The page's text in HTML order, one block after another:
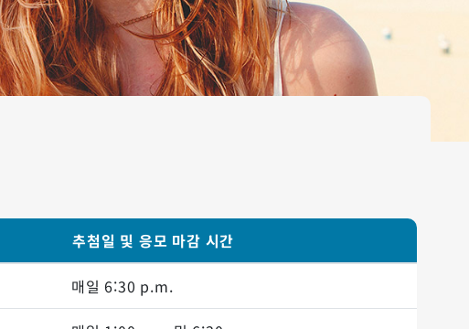
추첨일 및 응모 마감 시간
매일 6:30 p.m.